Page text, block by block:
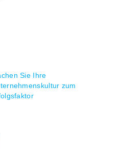
Sie Ihre
zum